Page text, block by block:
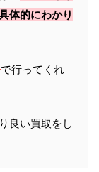
体的にわかり
で行ってくれ
良い買取をし